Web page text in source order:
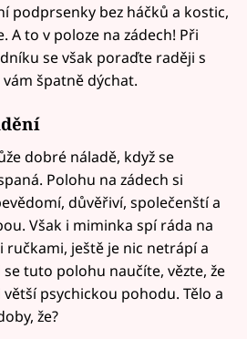
podprsenky bez háčků a kostic,
A to v poloze na zádech! Při
se však poraďte raději s
špatně dýchat.
dobré náladě, když se
Polohu na zádech si
důvěřiví, společenští a
Však i miminka spí ráda na
ručkami, ještě je nic netrápí a
tuto polohu naučíte, vězte, že
psychickou pohodu. Tělo a
že?